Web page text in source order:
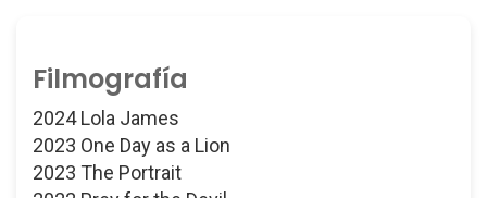
Filmografía
2024 Lola James
2023 One Day as a Lion
2023 The Portrait